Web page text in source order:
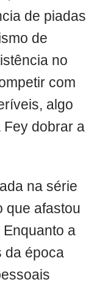
de piadas
de
no
com
algo
Fey dobrar a
na série
que afastou
a
da época